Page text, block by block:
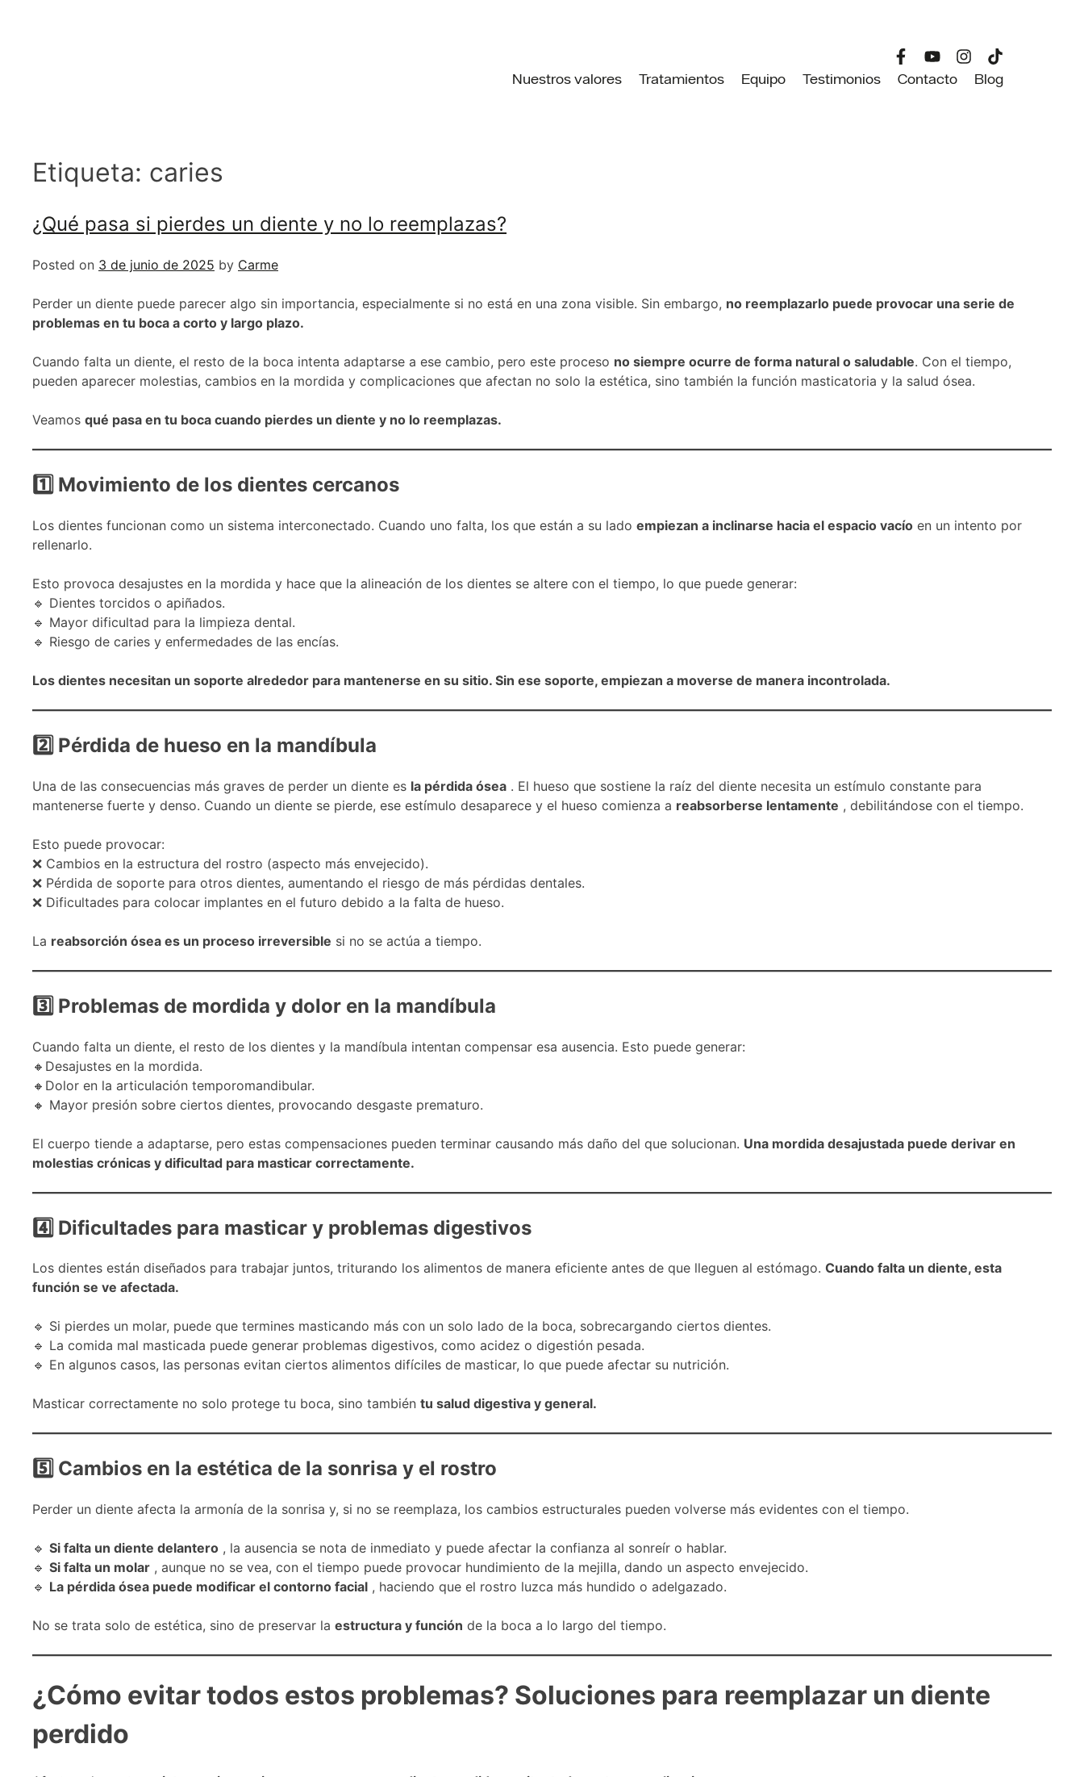
Nuestros valores Tratamientos Equipo Testimonios Contacto Blog
Etiqueta: caries
¿Qué pasa si pierdes un diente y no lo reemplazas?
Posted on 3 de junio de 2025 by Carme
Perder un diente puede parecer algo sin importancia, especialmente si no está en una zona visible. Sin embargo, no reemplazarlo puede provocar una serie de
problemas en tu boca a corto y largo plazo.
Cuando falta un diente, el resto de la boca intenta adaptarse a ese cambio, pero este proceso no siempre ocurre de forma natural o saludable. Con el tiempo,
pueden aparecer molestias, cambios en la mordida y complicaciones que afectan no solo la estética, sino también la función masticatoria y la salud ósea.
Veamos qué pasa en tu boca cuando pierdes un diente y no lo reemplazas.
1 Movimiento de los dientes cercanos
Los dientes funcionan como un sistema interconectado. Cuando uno falta, los que están a su lado empiezan a inclinarse hacia el espacio vacío en un intento por
rellenarlo.
Esto provoca desajustes en la mordida y hace que la alineación de los dientes se altere con el tiempo, lo que puede generar:
🔹 Dientes torcidos o apiñados.
🔹 Mayor dificultad para la limpieza dental.
🔹 Riesgo de caries y enfermedades de las encías.
Los dientes necesitan un soporte alrededor para mantenerse en su sitio. Sin ese soporte, empiezan a moverse de manera incontrolada.
2 Pérdida de hueso en la mandíbula
Una de las consecuencias más graves de perder un diente es la pérdida ósea . El hueso que sostiene la raíz del diente necesita un estímulo constante para
mantenerse fuerte y denso. Cuando un diente se pierde, ese estímulo desaparece y el hueso comienza a reabsorberse lentamente , debilitándose con el tiempo.
Esto puede provocar:
❌ Cambios en la estructura del rostro (aspecto más envejecido).
❌ Pérdida de soporte para otros dientes, aumentando el riesgo de más pérdidas dentales.
❌ Dificultades para colocar implantes en el futuro debido a la falta de hueso.
La reabsorción ósea es un proceso irreversible si no se actúa a tiempo.
3Problemas de mordida y dolor en la mandíbula
Cuando falta un diente, el resto de los dientes y la mandíbula intentan compensar esa ausencia. Esto puede generar:
🔸Desajustes en la mordida.
🔸Dolor en la articulación temporomandibular.
🔸 Mayor presión sobre ciertos dientes, provocando desgaste prematuro.
El cuerpo tiende a adaptarse, pero estas compensaciones pueden terminar causando más daño del que solucionan. Una mordida desajustada puede derivar en
molestias crónicas y dificultad para masticar correctamente.
4Dificultades para masticar y problemas digestivos
Los dientes están diseñados para trabajar juntos, triturando los alimentos de manera eficiente antes de que lleguen al estómago. Cuando falta un diente, esta
función se ve afectada.
🔹 Si pierdes un molar, puede que termines masticando más con un solo lado de la boca, sobrecargando ciertos dientes.
🔹 La ​​comida mal masticada puede generar problemas digestivos, como acidez o digestión pesada.
🔹 En algunos casos, las personas evitan ciertos alimentos difíciles de masticar, lo que puede afectar su nutrición.
Masticar correctamente no solo protege tu boca, sino también tu salud digestiva y general.
5 Cambios en la estética de la sonrisa y el rostro
Perder un diente afecta la armonía de la sonrisa y, si no se reemplaza, los cambios estructurales pueden volverse más evidentes con el tiempo.
🔹 Si falta un diente delantero , la ausencia se nota de inmediato y puede afectar la confianza al sonreír o hablar.
🔹 Si falta un molar , aunque no se vea, con el tiempo puede provocar hundimiento de la mejilla, dando un aspecto envejecido.
🔹 La ​​pérdida ósea puede modificar el contorno facial , haciendo que el rostro luzca más hundido o adelgazado.
No se trata solo de estética, sino de preservar la estructura y función de la boca a lo largo del tiempo.
¿Cómo evitar todos estos problemas? Soluciones para reemplazar un diente
perdido